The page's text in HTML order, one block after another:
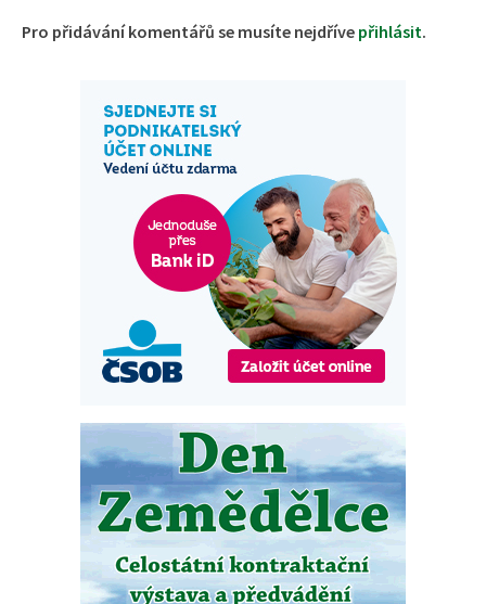
Pro přidávání komentářů se musíte nejdříve přihlásit.